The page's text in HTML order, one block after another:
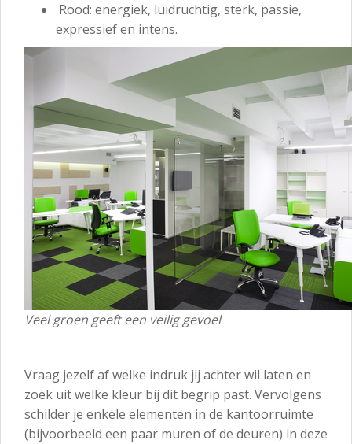
Rood: energiek, luidruchtig, sterk, passie,
expressief en intens.
Veel groen geeft een veilig gevoel
Vraag jezelf af welke indruk jij achter wil laten en
zoek uit welke kleur bij dit begrip past. Vervolgens
schilder je enkele elementen in de kantoorruimte
(bijvoorbeeld een paar muren of de deuren) in deze